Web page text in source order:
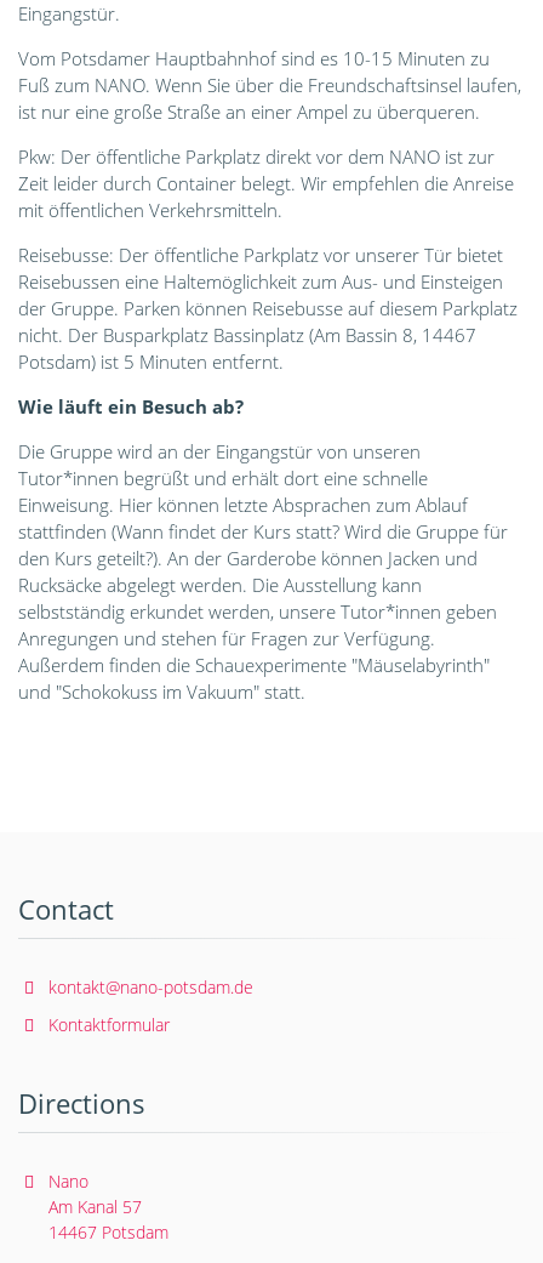
Eingangstür.
Vom Potsdamer Hauptbahnhof sind es 10-15 Minuten zu
Fuß zum NANO. Wenn Sie über die Freundschaftsinsel laufen,
ist nur eine große Straße an einer Ampel zu überqueren.
Pkw: Der öffentliche Parkplatz direkt vor dem NANO ist zur
Zeit leider durch Container belegt. Wir empfehlen die Anreise
mit öffentlichen Verkehrsmitteln.
Reisebusse: Der öffentliche Parkplatz vor unserer Tür bietet
Reisebussen eine Haltemöglichkeit zum Aus- und Einsteigen
der Gruppe. Parken können Reisebusse auf diesem Parkplatz
nicht. Der Busparkplatz Bassinplatz (Am Bassin 8, 14467
Potsdam) ist 5 Minuten entfernt.
Wie läuft ein Besuch ab?
Die Gruppe wird an der Eingangstür von unseren
Tutor*innen begrüßt und erhält dort eine schnelle
Einweisung. Hier können letzte Absprachen zum Ablauf
stattfinden (Wann findet der Kurs statt? Wird die Gruppe für
den Kurs geteilt?). An der Garderobe können Jacken und
Rucksäcke abgelegt werden. Die Ausstellung kann
selbstständig erkundet werden, unsere Tutor*innen geben
Anregungen und stehen für Fragen zur Verfügung.
Außerdem finden die Schauexperimente "Mäuselabyrinth"
und "Schokokuss im Vakuum" statt.
Contact
kontakt@nano-potsdam.de
Kontaktformular
Directions
Nano
Am Kanal 57
14467 Potsdam